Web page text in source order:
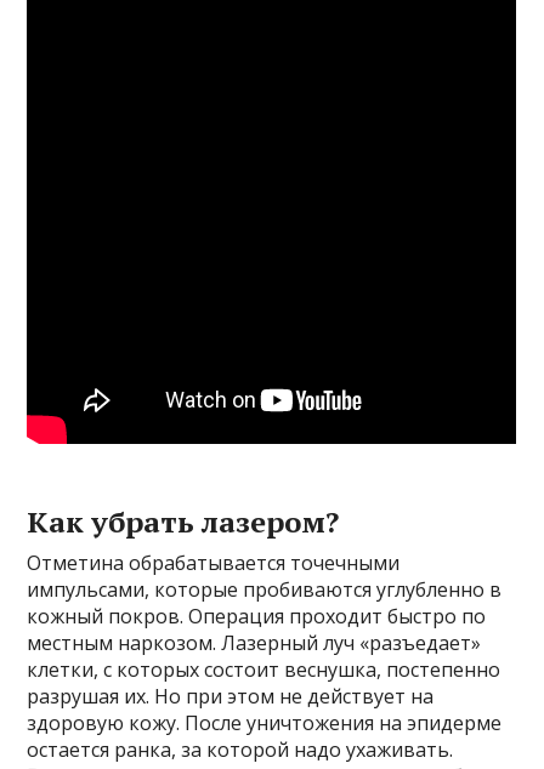
Как убрать лазером?
Отметина обрабатывается точечными
импульсами, которые пробиваются углубленно в
кожный покров. Операция проходит быстро по
местным наркозом. Лазерный луч «разъедает»
клетки, с которых состоит веснушка, постепенно
разрушая их. Но при этом не действует на
здоровую кожу. После уничтожения на эпидерме
остается ранка, за которой надо ухаживать.